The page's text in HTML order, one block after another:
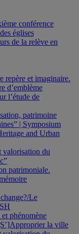
conférence
églises
de la relève en
repère et imaginaire.
d’emblème
l’étude de
patrimoine
| Symposium
and Urban
valorisation du
patrimoniale.
Le
phénomène
la ville